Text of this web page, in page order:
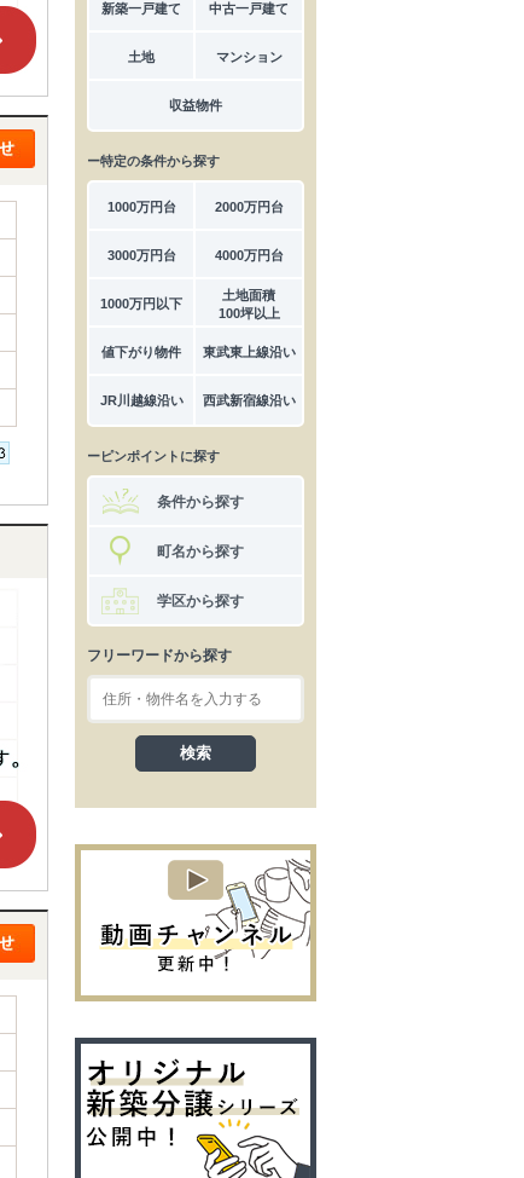
新築一戸建て 中古一戸建て
土地 マンション
収益物件
ー特定の条件から探す
1000万円台 2000万円台
3000万円台 4000万円台
1000万円以下
土地面積
100坪以上
値下がり物件 東武東上線沿い
JR川越線沿い 西武新宿線沿い
ーピンポイントに探す
条件から探す
町名から探す
学区から探す
フリーワードから探す